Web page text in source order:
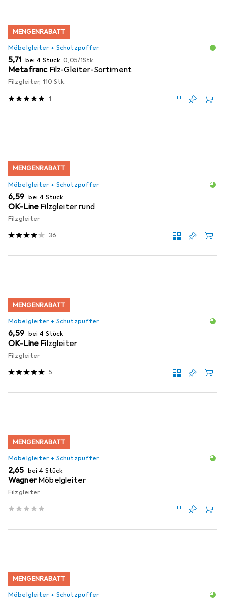
MENGENRABATT
Möbelgleiter + Schutzpuffer
EUR
5,71 bei 4 Stück EUR
0,05/1Stk.
Metafranc Filz-Gleiter-Sortiment
Filzgleiter, 110 Stk.
1
MENGENRABATT
Möbelgleiter + Schutzpuffer
EUR
6,59 bei 4 Stück
OK-Line Filzgleiter rund
Filzgleiter
36
MENGENRABATT
Möbelgleiter + Schutzpuffer
EUR
6,59 bei 4 Stück
OK-Line Filzgleiter
Filzgleiter
5
MENGENRABATT
Möbelgleiter + Schutzpuffer
EUR
2,65 bei 4 Stück
Wagner Möbelgleiter
Filzgleiter
MENGENRABATT
Möbelgleiter + Schutzpuffer